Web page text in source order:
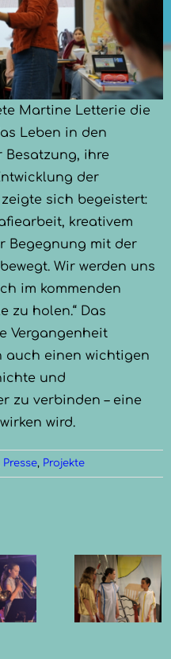
Martine Letterie die
Leben in den
Besatzung, ihre
der
sich begeistert:
kreativem
Begegnung mit der
Wir werden uns
im kommenden
zu holen.“ Das
Vergangenheit
auch einen wichtigen
und
zu verbinden – eine
wird.
Presse, Projekte
Götter,
Mythen
und